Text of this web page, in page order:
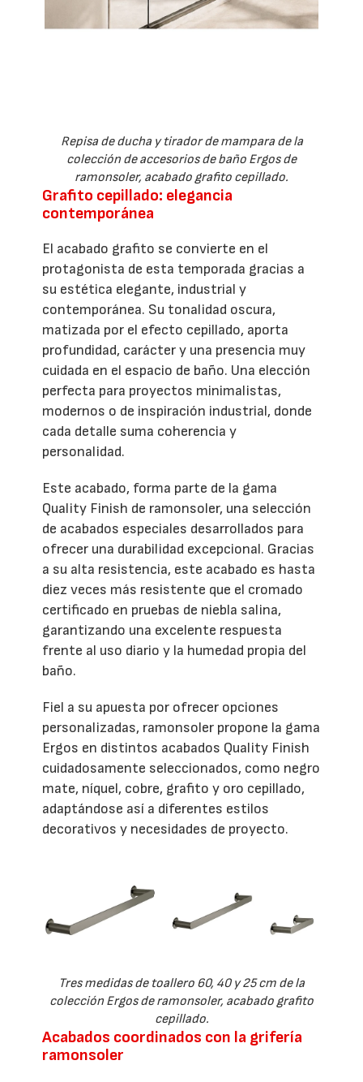
Repisa de ducha y tirador de mampara de la
colección de accesorios de baño Ergos de
ramonsoler, acabado grafito cepillado.
Grafito cepillado: elegancia
contemporánea
El acabado grafito se convierte en el
protagonista de esta temporada gracias a
su estética elegante, industrial y
contemporánea. Su tonalidad oscura,
matizada por el efecto cepillado, aporta
profundidad, carácter y una presencia muy
cuidada en el espacio de baño. Una elección
perfecta para proyectos minimalistas,
modernos o de inspiración industrial, donde
cada detalle suma coherencia y
personalidad.
Este acabado, forma parte de la gama
Quality Finish de ramonsoler, una selección
de acabados especiales desarrollados para
ofrecer una durabilidad excepcional. Gracias
a su alta resistencia, este acabado es hasta
diez veces más resistente que el cromado
certificado en pruebas de niebla salina,
garantizando una excelente respuesta
frente al uso diario y la humedad propia del
baño.
Fiel a su apuesta por ofrecer opciones
personalizadas, ramonsoler propone la gama
Ergos en distintos acabados Quality Finish
cuidadosamente seleccionados, como negro
mate, níquel, cobre, grafito y oro cepillado,
adaptándose así a diferentes estilos
decorativos y necesidades de proyecto.
Tres medidas de toallero 60, 40 y 25 cm de la
colección Ergos de ramonsoler, acabado grafito
cepillado.
Acabados coordinados con la grifería
ramonsoler